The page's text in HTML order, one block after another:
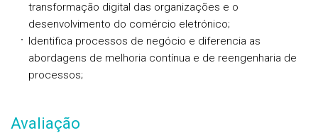
transformação digital das organizações e o
desenvolvimento do comércio eletrónico;
Identifica processos de negócio e diferencia as
abordagens de melhoria contínua e de reengenharia de
processos;
Avaliação